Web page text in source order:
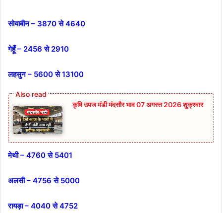
सोयाबीन – 3870 से 4640
गेहूँ – 2456 से 2910
लहसुन – 5600 से 13100
कृषि उपज मंडी मंदसौर भाव 07 अगस्त 2026 शुक्रवार
मेथी – 4760 से 5401
अलसी – 4756 से 5000
रायड़ा – 4040 से 4752